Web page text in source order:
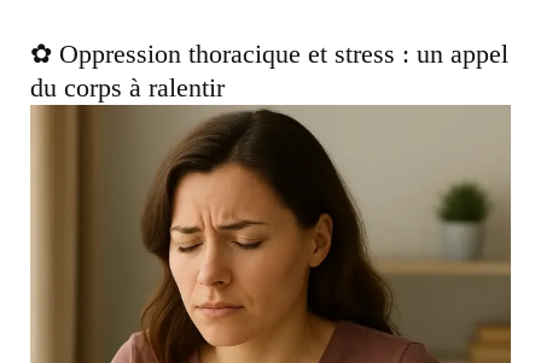
✿ Oppression thoracique et stress : un appel
du corps à ralentir